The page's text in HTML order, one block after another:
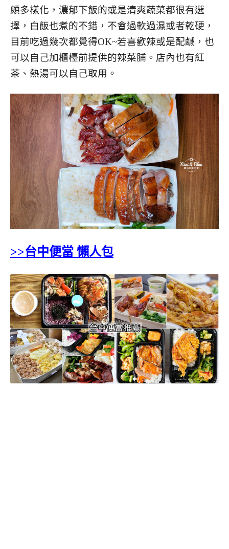
頗多樣化，濃郁下飯的或是清爽蔬菜都很有選
擇，白飯也煮的不錯，不會過軟過濕或者乾硬，
目前吃過幾次都覺得OK~若喜歡辣或是配鹹，也
可以自己加櫃檯前提供的辣菜脯。店內也有紅
茶、熱湯可以自己取用。
>>台中便當 懶人包